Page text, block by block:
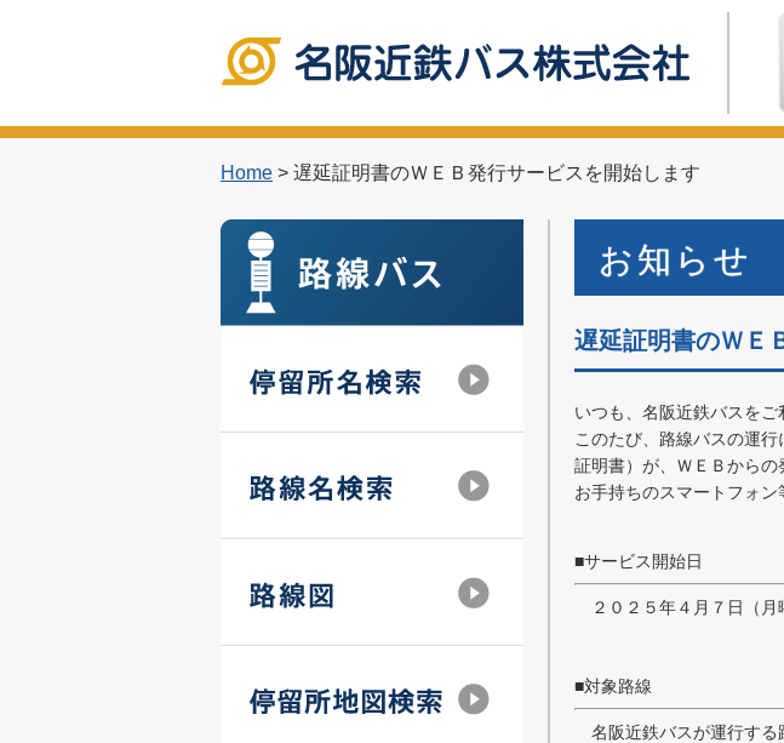
Home > 遅延証明書のＷＥＢ発行サービスを開始します
お知らせ
遅延証明書のＷＥ
いつも、名阪近鉄バスをご
このたび、路線バスの運
証明書）が、ＷＥＢからの
お手持ちのスマートフォン
■サービス開始日
２０２５年４月７日（月
■対象路線
名阪近鉄バスが運行する